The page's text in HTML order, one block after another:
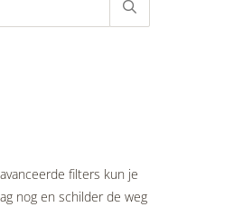
filters kun je
nog en schilder de weg